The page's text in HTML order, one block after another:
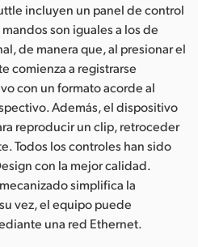
incluyen un panel de control
son iguales a los de
de manera que, al presionar el
comienza a registrarse
con un formato acorde al
Además, el dispositivo
reproducir un clip, retroceder
Todos los controles han sido
con la mejor calidad.
simplifica la
vez, el equipo puede
una red Ethernet.